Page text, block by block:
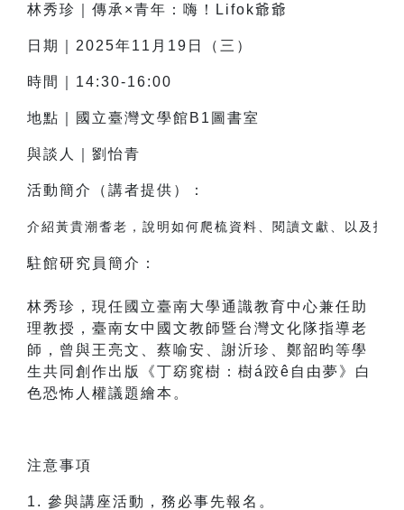
林秀珍｜傳承×青年：嗨！Lifok爺爺
日期｜2025年11月19日（三）
時間｜14:30-16:00
地點｜國立臺灣文學館B1圖書室
與談人｜ 劉怡青
活動簡介（講者提供）：
介紹黃貴潮耆老，說明如何爬梳資料、閱讀文獻、以及找
駐館研究員簡介：
林秀珍，現任國立臺南大學通識教育中心兼任助
理教授，臺南女中國文教師暨台灣文化隊指導老
師，曾與王亮文、蔡喻安、謝沂珍、鄭韶昀等學
生共同創作出版《丁窈窕樹：樹á跤ê自由夢》白
色恐怖人權議題繪本。
注意事項
1. 參與講座活動，務必事先報名。